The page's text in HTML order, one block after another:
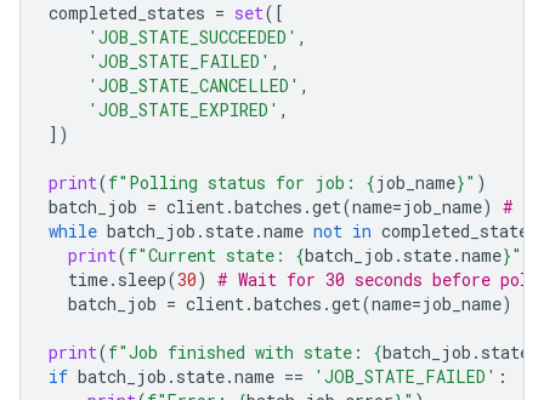
completed_states = set([
'JOB_STATE_SUCCEEDED' ,
'JOB_STATE_FAILED' ,
'JOB_STATE_CANCELLED' ,
'JOB_STATE_EXPIRED' ,
])
print(f"Polling status for job: {job_name}" )
batch_job = client.batches .get(name=job_name) #
while batch_job . state.name not in completed_states
print(f"Current state: {batch_job . state.name}"
time. sleep(30) # Wait for 30 seconds before
batch_job = client.batches .get(name=job_name)
print(f"Job finished with state: {batch_job . state
if batch_job . state.name == 'JOB_STATE_FAILED' :